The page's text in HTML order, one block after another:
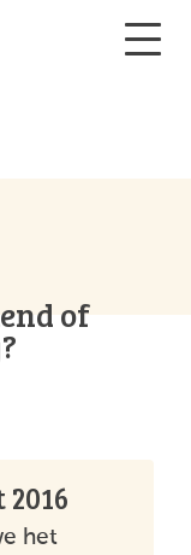
of
het